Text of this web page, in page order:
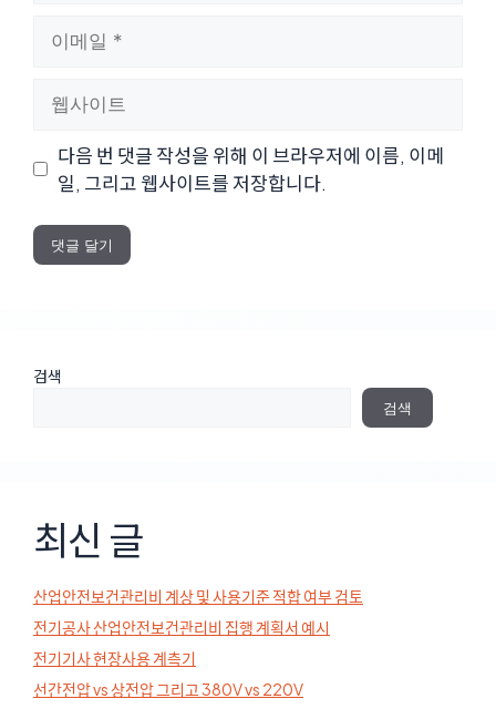
트
다음 번 댓글 작성을 위해 이 브라우저에 이름, 이메
일, 그리고 웹사이트를 저장합니다.
검색
검색
최신 글
산업안전보건관리비 계상 및 사용기준 적합 여부 검토
전기공사 산업안전보건관리비 집행 계획서 예시
전기기사 현장사용 계측기
선간전압 vs 상전압 그리고 380V vs 220V